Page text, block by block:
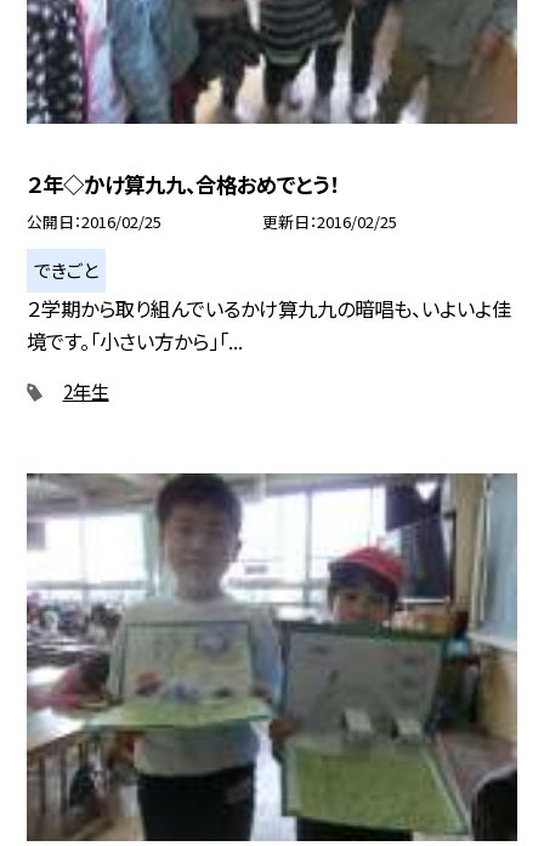
２年◇かけ算九九、合格おめでとう！
公開日 2016/02/25 更新日 2016/02/25
できごと
２学期から取り組んでいるかけ算九九の暗唱も、いよいよ佳
境です。「小さい方から」「...
2年生